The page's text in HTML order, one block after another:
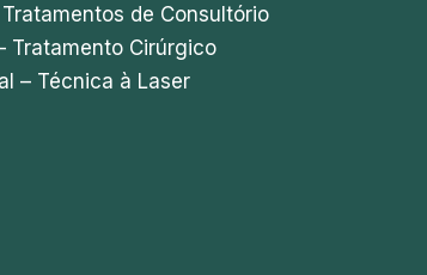
de Consultório
Tratamento Cirúrgico
– Técnica à Laser